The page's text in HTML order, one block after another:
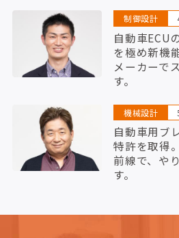
制御設計
自動車ECU
を極め新機
メーカーで
す。
機械設計
自動車用ブ
特許を取得
前線で、や
す。